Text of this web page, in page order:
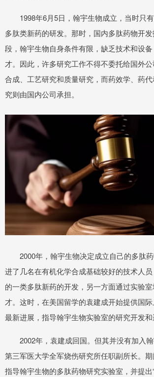
1998年6月5日，翰宇生物成立，当时只
多肽类新药的研发。那时，国内多肽药物开
段，翰宇生物自身条件有限，缺乏技术和设
才。因此，许多研究工作不得不委托给国外
合成、工艺研究和质量研究，而药效学、药
究则由国内公司承担。
2000年，翰宇生物决定成立自己的多肽药
进了几名在有机化学合成基础较好的技术人
的一类多肽新药的开发，另一方面通过实验
才。这时，在美国留学的袁建成开始提供国
最新进展，指导翰宇生物实验室的研究开发和
2002年，袁建成回国。但其并没有加入翰
第三军医大学全军烧伤研究所任职副所长。
指导翰宇生物的多肽药物研究实验室，并提出